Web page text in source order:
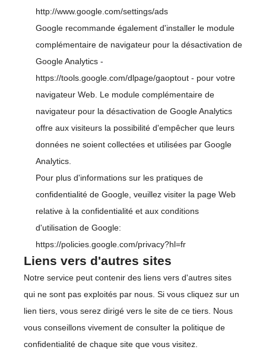
http://www.google.com/settings/ads
Google recommande également d'installer le module
complémentaire de navigateur pour la désactivation de
Google Analytics -
https://tools.google.com/dlpage/gaoptout - pour votre
navigateur Web. Le module complémentaire de
navigateur pour la désactivation de Google Analytics
offre aux visiteurs la possibilité d'empêcher que leurs
données ne soient collectées et utilisées par Google
Analytics.
Pour plus d'informations sur les pratiques de
confidentialité de Google, veuillez visiter la page Web
relative à la confidentialité et aux conditions
d'utilisation de Google:
https://policies.google.com/privacy?hl=fr
Liens vers d'autres sites
Notre service peut contenir des liens vers d'autres sites
qui ne sont pas exploités par nous. Si vous cliquez sur un
lien tiers, vous serez dirigé vers le site de ce tiers. Nous
vous conseillons vivement de consulter la politique de
confidentialité de chaque site que vous visitez.